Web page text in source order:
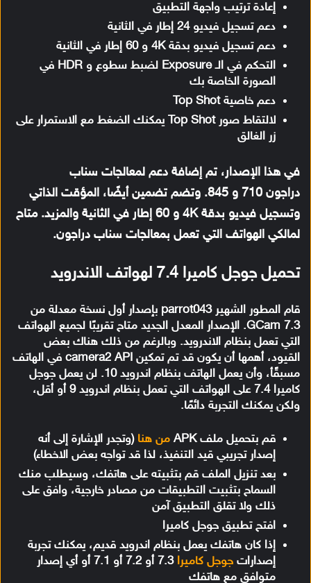
إعادة ترتيب واجهة التطبيق
دعم تسجيل فيديو 24 إطار في الثانية
دعم تسجيل فيديو بدقة 4K و 60 إطار في الثانية
التحكم في الـ Exposure لضبط سطوع و HDR في
الصورة الخاصة بك
دعم خاصية Top Shot
لالتقاط صور Top Shot يمكنك الضغط مع الاستمرار على
زر الغالق
في هذا الإصدار، تم إضافة دعم لمعالجات سناب
دراجون 710 و 845. وتضم تضمين أيضًا، المؤقت الذاتي
وتسجيل فيديو بدقة 4K و 60 إطار في الثانية والمزيد. متاح
لمالكي الهواتف التي تعمل بمعالجات سناب دراجون.
تحميل جوجل كاميرا 7.4 لهواتف الاندرويد
قام المطور الشهير parrot043 بإصدار أول نسخة معدلة من
GCam 7.3. الإصدار المعدل الجديد متاح تقريبًا لجميع الهواتف
التي تعمل بنظام الاندرويد. وبالرغم من ذلك هناك بعض
القيود، أهمها أن يكون قد تم تمكين camera2 API في الهاتف
مسبقًأ، وأن يعمل الهاتف بنظام اندرويد 10. لن يعمل جوجل
كاميرا 7.4 على الهواتف التي تعمل بنظام اندرويد 9 أو أقل،
ولكن يمكنك التجربة دائمًا.
قم بتحميل ملف APK من هنا (وتجدر الإشارة إلى أنه
إصدار تجريبي قيد التنفيذ، لذا قد تواجه بعض الاخطاء)
بعد تنزيل الملف قم بتثبيته على هاتفك، وسيطلب منك
السماح بتثبيت التطبيقات من مصادر خارجية، وافق على
ذلك ولا تقلق التطبيق آمن
افتح تطبيق جوجل كاميرا
إذا كان هاتفك يعمل بنظام اندرويد قديم، يمكنك تجربة
إصدارات جوجل كاميرا
7.3 أو 7.2 أو 7.1 أو أي إصدار
متوافق مع هاتفك